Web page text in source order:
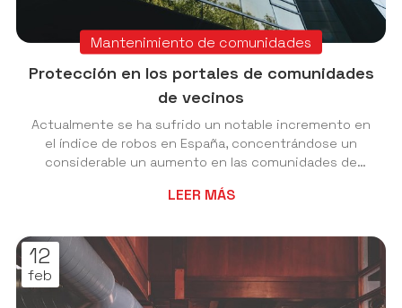
Protección en los portales de comunidades
de vecinos
Mantenimiento de comunidades
Actualmente se ha sufrido un notable incremento en
el índice de robos en España, concentrándose un
considerable un aumento en las comunidades de
edificios también se ha visto reforzada en estos
seguridad para todos los habitantes y conseguir así
un control del acceso. Porque también es muy
habitual encontrar portales de edificios o abiertos o
cuya cerradura está en mal estado, lo que facilita la
LEER MÁS
12
feb